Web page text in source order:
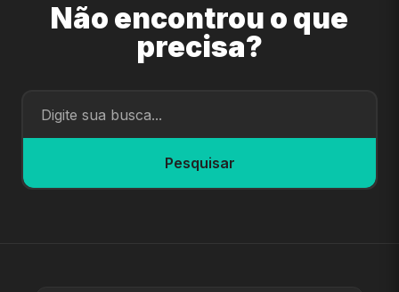
Não encontrou o que
precisa?
Pesquisar